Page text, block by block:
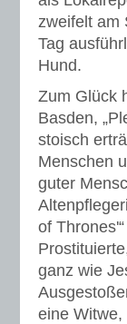
zweifelt am
Tag
Hund.
Zum Glück
Basden,
stoisch
Menschen
guter
of
ganz wie
eine